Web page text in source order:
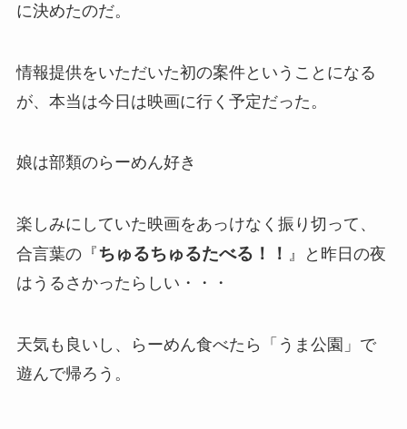
に決めたのだ。
情報提供をいただいた初の案件ということになる
が、本当は今日は映画に行く予定だった。
娘は部類のらーめん好き
楽しみにしていた映画をあっけなく振り切って、
合言葉の『ちゅるちゅるたべる！！ 』と昨日の夜
はうるさかったらしい・・・
天気も良いし、らーめん食べたら「うま公園」で
遊んで帰ろう。